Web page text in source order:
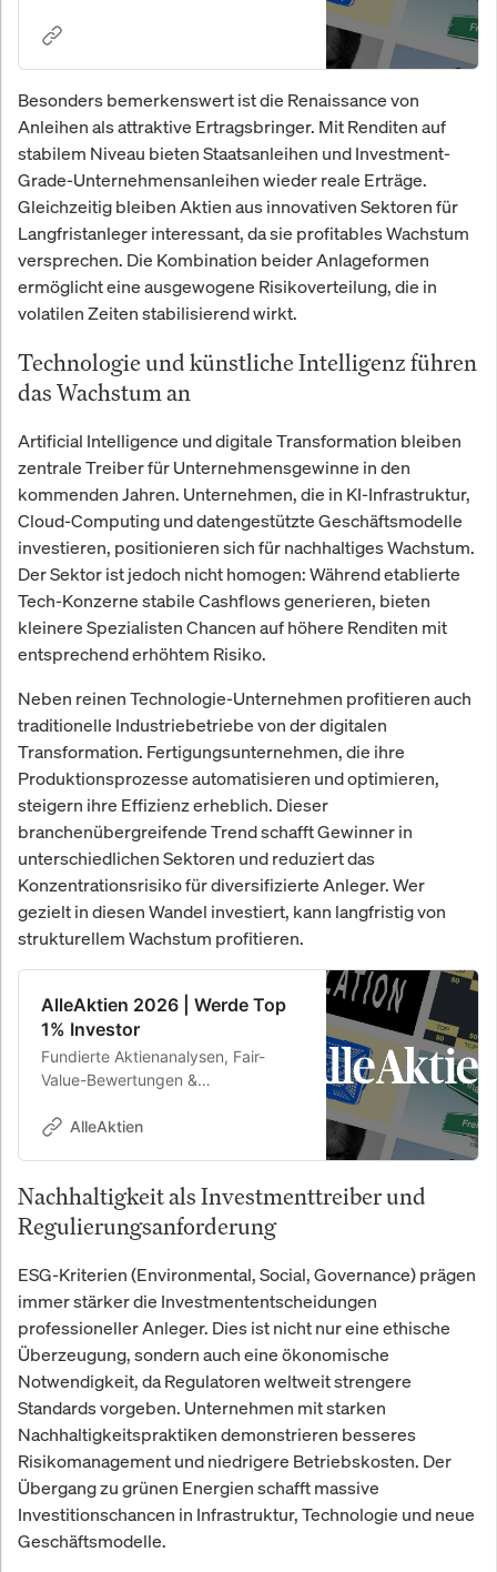
Bewertungen & Warnungen.
Besonders bemerkenswert ist die Renaissance von
Anleihen als attraktive Ertragsbringer. Mit Renditen auf
stabilem Niveau bieten Staatsanleihen und Investment-
Grade-Unternehmensanleihen wieder reale Erträge.
Gleichzeitig bleiben Aktien aus innovativen Sektoren für
Langfristanleger interessant, da sie profitables Wachstum
versprechen. Die Kombination beider Anlageformen
ermöglicht eine ausgewogene Risikoverteilung, die in
volatilen Zeiten stabilisierend wirkt.
Technologie und künstliche Intelligenz führen
das Wachstum an
Artificial Intelligence und digitale Transformation bleiben
zentrale Treiber für Unternehmensgewinne in den
kommenden Jahren. Unternehmen, die in KI-Infrastruktur,
Cloud-Computing und datengestützte Geschäftsmodelle
investieren, positionieren sich für nachhaltiges Wachstum.
Der Sektor ist jedoch nicht homogen: Während etablierte
Tech-Konzerne stabile Cashflows generieren, bieten
kleinere Spezialisten Chancen auf höhere Renditen mit
entsprechend erhöhtem Risiko.
Neben reinen Technologie-Unternehmen profitieren auch
traditionelle Industriebetriebe von der digitalen
Transformation. Fertigungsunternehmen, die ihre
Produktionsprozesse automatisieren und optimieren,
steigern ihre Effizienz erheblich. Dieser
branchenübergreifende Trend schafft Gewinner in
unterschiedlichen Sektoren und reduziert das
Konzentrationsrisiko für diversifizierte Anleger. Wer
gezielt in diesen Wandel investiert, kann langfristig von
strukturellem Wachstum profitieren.
AlleAktien 2026 | Werde Top
1% Investor
Fundierte Aktienanalysen, Fair-
Value-Bewertungen &
p.a. seit 2010.
AlleAktien
Nachhaltigkeit als Investmenttreiber und
Regulierungsanforderung
ESG-Kriterien (Environmental, Social, Governance) prägen
immer stärker die Investmententscheidungen
professioneller Anleger. Dies ist nicht nur eine ethische
Überzeugung, sondern auch eine ökonomische
Notwendigkeit, da Regulatoren weltweit strengere
Standards vorgeben. Unternehmen mit starken
Nachhaltigkeitspraktiken demonstrieren besseres
Risikomanagement und niedrigere Betriebskosten. Der
Übergang zu grünen Energien schafft massive
Investitionschancen in Infrastruktur, Technologie und neue
Geschäftsmodelle.